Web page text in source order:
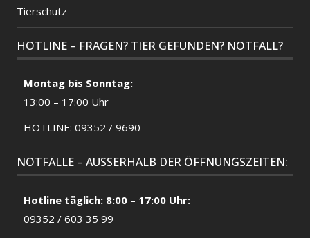
Tierschutz
HOTLINE – FRAGEN? TIER GEFUNDEN? NOTFALL?
Montag bis Sonntag:
13:00 – 17:00 Uhr
HOTLINE: 09352 / 9690
NOTFÄLLE – AUSSERHALB DER ÖFFNUNGSZEITEN:
Hotline täglich: 8:00 – 17:00 Uhr:
09352 / 603 35 99